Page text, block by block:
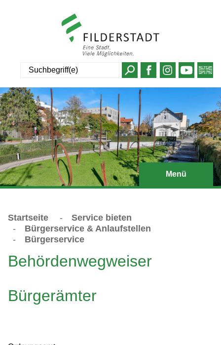
Menü
Startseite -
Service bieten
-
Bürgerservice & Anlaufstellen
-
Bürgerservice
Behördenwegweiser
Bürgerämter